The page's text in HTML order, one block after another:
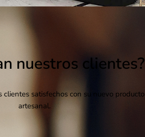
nuestros clientes?
clientes satisfechos con su nuevo producto
artesanal.